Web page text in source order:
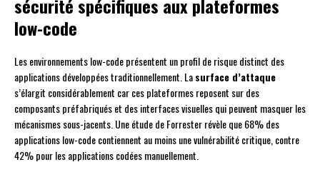
sécurité spécifiques aux plateformes
low-code
Les environnements low-code présentent un profil de risque distinct des
applications développées traditionnellement. Lasurface d’attaque
s’élargit considérablement car ces plateformes reposent sur des
composants préfabriqués et des interfaces visuelles qui peuvent masquer les
mécanismes sous-jacents. Une étude de Forrester révèle que 68% des
applications low-code contiennent au moins une vulnérabilité critique, contre
42% pour les applications codées manuellement.